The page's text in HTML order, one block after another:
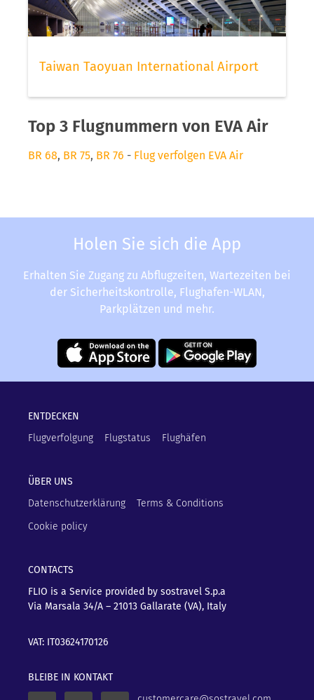
Taiwan Taoyuan International Airport
Top 3 Flugnummern von EVA Air
BR 68, BR 75, BR 76 - Flug verfolgen EVA Air
Holen Sie sich die App
Erhalten Sie Zugang zu Abflugzeiten, Wartezeiten bei
der Sicherheitskontrolle, Flughafen-WLAN,
Parkplätzen und mehr.
ENTDECKEN
Flugverfolgung
Flugstatus Flughäfen
ÜBER UNS
Datenschutzerklärung
Terms & Conditions
Cookie policy
CONTACTS
FLIO is a Service provided by sostravel S.p.a
Via Marsala 34/A – 21013 Gallarate (VA), Italy
VAT: IT03624170126
BLEIBE IN KONTAKT